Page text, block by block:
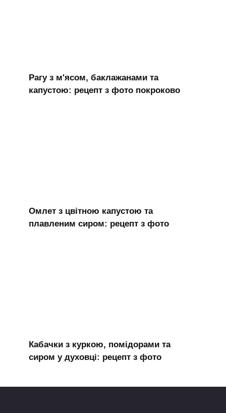
Рагу з м'ясом, баклажанами та
капустою: рецепт з фото покроково
Омлет з цвітною капустою та
плавленим сиром: рецепт з фото
Кабачки з куркою, помідорами та
сиром у духовці: рецепт з фото